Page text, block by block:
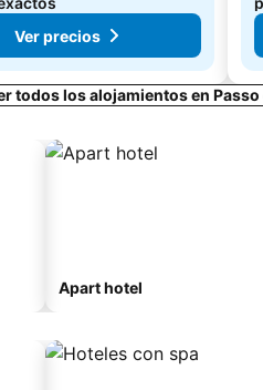
Ver precios
todos los alojamientos en Passo
Apart hotel